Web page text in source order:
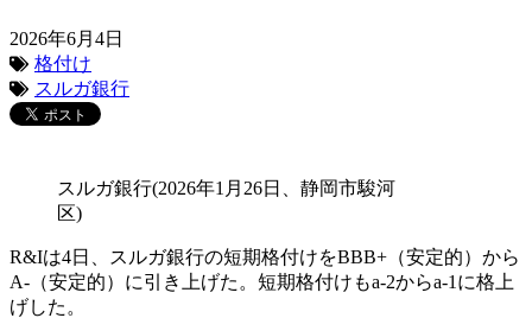
2026年6月4日
格付け
スルガ銀行
スルガ銀行(2026年1月26日、静岡市駿河
区)
R&Iは4日、スルガ銀行の短期格付けをBBB+（安定的）から
A-（安定的）に引き上げた。短期格付けもa-2からa-1に格上
げした。